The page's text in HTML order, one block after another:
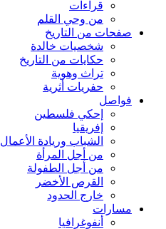
قراءات
من وحي القلم
صفحات من التاريخ
شخصيات خالدة
حكايات من التاريخ
تراث وهوية
حفريات أثرية
فواصل
إحكي فلسطين
إفريقيا
الشباب وريادة الأعمال
من أجل المرأة
من أجل الطفولة
القرص الأخضر
خارج الحدود
مسارات
أنفوغرافيا